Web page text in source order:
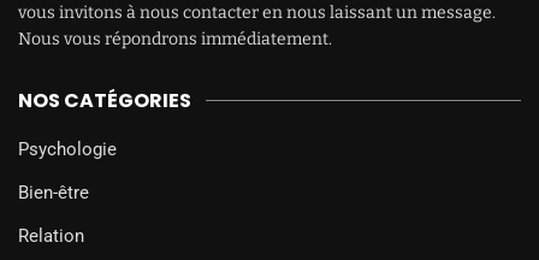
vous invitons à nous contacter en nous laissant un message.
Nous vous répondrons immédiatement.
NOS CATÉGORIES
Psychologie
Bien-être
Relation